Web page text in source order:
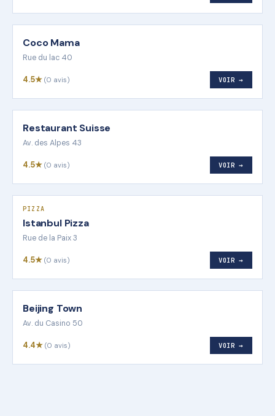
Coco Mama
Rue du lac 40
4.5★ (0 avis) VOIR →
Restaurant Suisse
Av. des Alpes 43
4.5★ (0 avis) VOIR →
PIZZA
Istanbul Pizza
Rue de la Paix 3
4.5★ (0 avis) VOIR →
Beijing Town
Av. du Casino 50
4.4★ (0 avis) VOIR →